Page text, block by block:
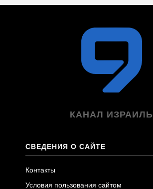
КАНАЛ ИЗРАИЛЬ
СВЕДЕНИЯ О САЙТЕ
Контакты
Условия пользования сайтом